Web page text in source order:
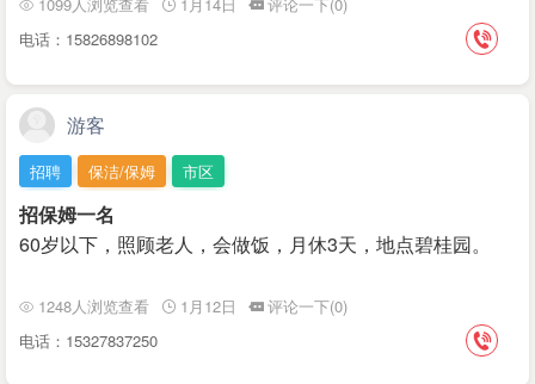
电话：15826898102
游客
招聘 保洁/保姆 市区
招保姆一名
60岁以下，照顾老人，会做饭，月休3天，地点碧桂园。
1248人浏览查看 1月12日
评论一下(0)
电话：15327837250